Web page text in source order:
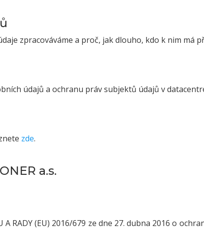
zpracováváme a proč, jak dlouho, kdo k nim má
údajů a ochranu práv subjektů údajů v
zde.
a.s.
A RADY (EU) 2016/679 ze dne 27. dubna 2016 o